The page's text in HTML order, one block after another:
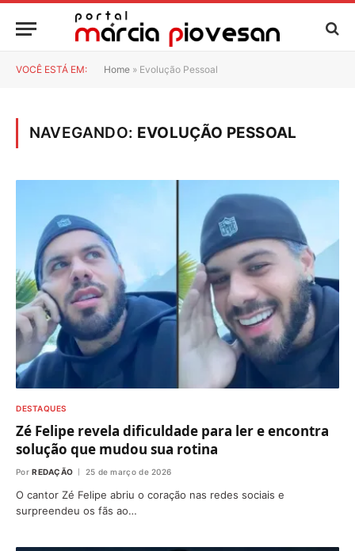
VOCÊ ESTÁ EM: Home » Evolução Pessoal
NAVEGANDO: EVOLUÇÃO PESSOAL
DESTAQUES
Zé Felipe revela dificuldade para ler e encontra
solução que mudou sua rotina
Por REDAÇÃO 25 de março de 2026
O cantor Zé Felipe abriu o coração nas redes sociais e
surpreendeu os fãs ao…